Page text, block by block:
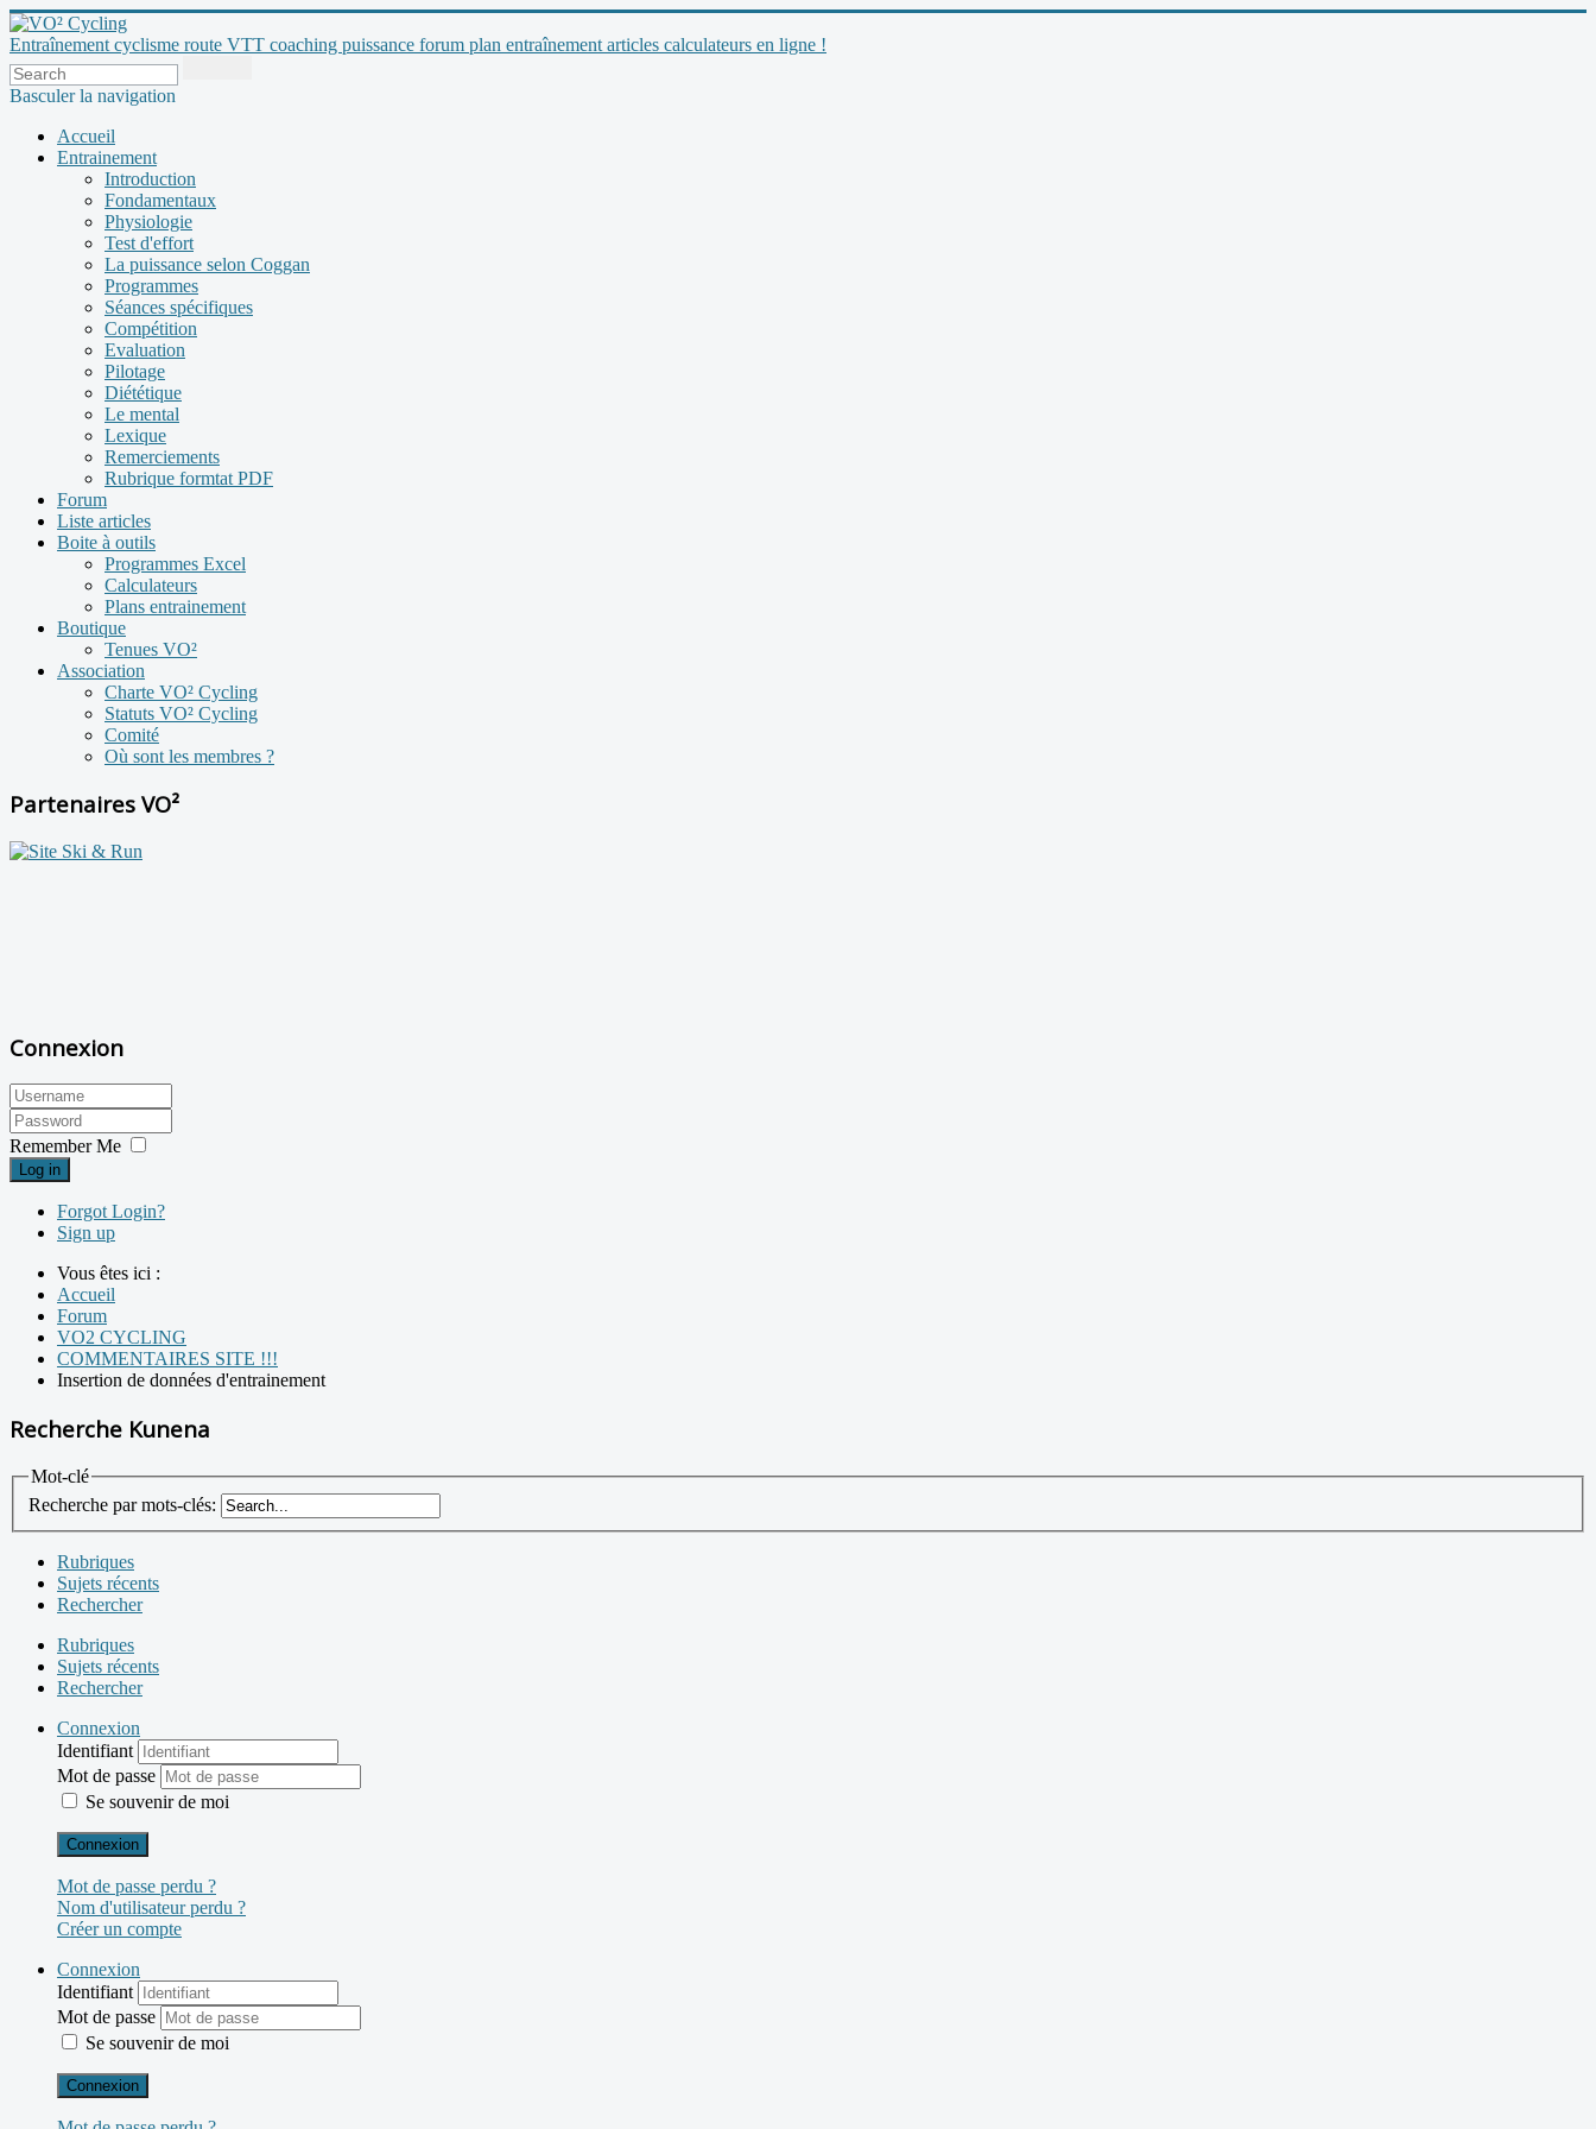
Entraînement cyclisme route VTT coaching puissance forum plan entraînement articles calculateurs en ligne !
Basculer la navigation
Accueil
Entrainement
Introduction
Fondamentaux
Physiologie
Test d'effort
La puissance selon Coggan
Programmes
Séances spécifiques
Compétition
Evaluation
Pilotage
Diététique
Le mental
Lexique
Remerciements
Rubrique formtat PDF
Forum
Liste articles
Boite à outils
Programmes Excel
Calculateurs
Plans entrainement
Boutique
Tenues VO²
Association
Charte VO² Cycling
Statuts VO² Cycling
Comité
Où sont les membres ?
Partenaires VO²
Connexion
Remember Me
Log in
Forgot Login?
Sign up
Vous êtes ici :
Accueil
Forum
VO2 CYCLING
COMMENTAIRES SITE !!!
Insertion de données d'entrainement
Recherche Kunena
Mot-clé
Recherche par mots-clés:
Rubriques
Sujets récents
Rechercher
Rubriques
Sujets récents
Rechercher
Connexion
Identifiant
Mot de passe
Se souvenir de moi
Connexion
Mot de passe perdu ?
Nom d'utilisateur perdu ?
Créer un compte
Connexion
Identifiant
Mot de passe
Se souvenir de moi
Connexion